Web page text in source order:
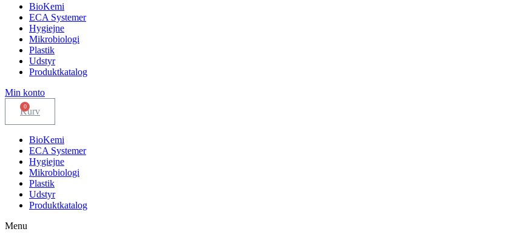
BioKemi
ECA Systemer
Hygiejne
Mikrobiologi
Plastik
Udstyr
Produktkatalog
Min konto
Kurv
BioKemi
ECA Systemer
Hygiejne
Mikrobiologi
Plastik
Udstyr
Produktkatalog
Menu